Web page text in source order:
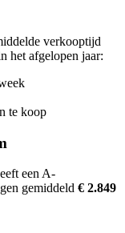
verkooptijd
het afgelopen jaar:
te koop
een A-
gemiddeld € 2.849